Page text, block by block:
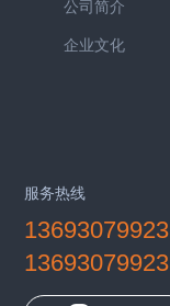
公司简介
企业文化
服务热线
13693079923
13693079923